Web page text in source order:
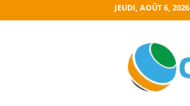
JEUDI, AOÛT 6, 2026